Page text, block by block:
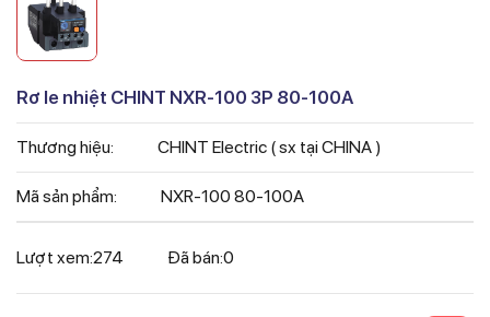
Rơ le nhiệt CHINT NXR-100 3P 80-100A
Thương hiệu: CHINT Electric ( sx tại CHINA )
Mã sản phẩm: NXR-100 80-100A
Lượt xem:274 Đã bán:0